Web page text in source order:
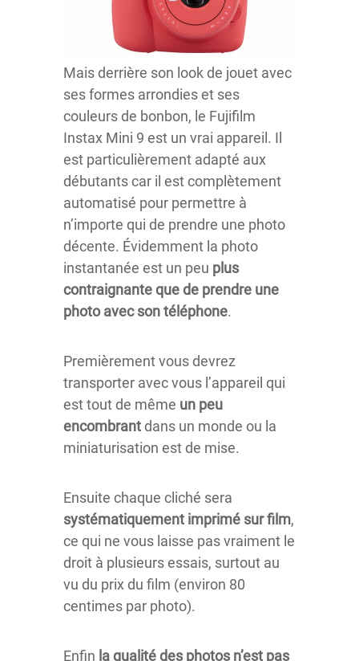
Mais derrière son look de jouet avec
ses formes arrondies et ses
couleurs de bonbon, le Fujifilm
Instax Mini 9 est un vrai appareil. Il
est particulièrement adapté aux
débutants car il est complètement
automatisé pour permettre à
n’importe qui de prendre une photo
décente. Évidemment la photo
instantanée est un peu plus
contraignante que de prendre une
photo avec son téléphone.
Premièrement vous devrez
transporter avec vous l’appareil qui
est tout de même un peu
encombrant dans un monde ou la
miniaturisation est de mise.
Ensuite chaque cliché sera
systématiquement imprimé sur film,
ce qui ne vous laisse pas vraiment le
droit à plusieurs essais, surtout au
vu du prix du film (environ 80
centimes par photo).
Enfin la qualité des photos n’est pas